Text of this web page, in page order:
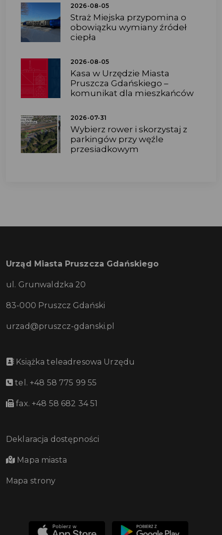
2026-08-05
Straż Miejska przypomina o
obowiązku wymiany źródeł
ciepła
2026-08-05
Kasa w Urzędzie Miasta
Pruszcza Gdańskiego –
komunikat dla mieszkańców
2026-07-31
Wybierz rower i skorzystaj z
parkingów przy węźle
przesiadkowym
Urząd Miasta Pruszcza Gdańskiego
ul. Grunwaldzka 20
83-000 Pruszcz Gdański
urzad@pruszcz-gdanski.pl
Książka teleadresowa Urzędu
tel. +48 58 775 99 55
fax. +48 58 682 34 51
Deklaracja dostępności
Mapa miasta
Mapa strony